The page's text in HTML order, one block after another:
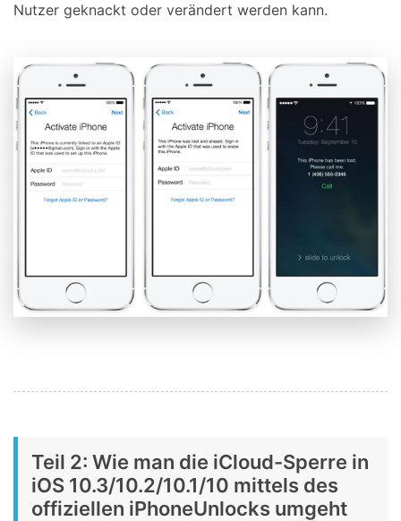
Nutzer geknackt oder verändert werden kann.
Teil 2: Wie man die iCloud-Sperre in
iOS 10.3/10.2/10.1/10 mittels des
offiziellen iPhoneUnlocks umgeht